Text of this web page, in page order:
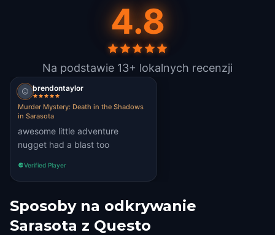
4.8
Na podstawie 13+ lokalnych recenzji
brendontaylor
Murder Mystery: Death in the Shadows
in Sarasota
awesome little adventure
nugget had a blast too
Verified Player
Sposoby na odkrywanie
Sarasota z Questo